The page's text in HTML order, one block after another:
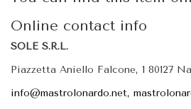
Online contact info
SOLE S.R.L.
Piazzetta Aniello Falcone, 1 80127
info@mastrolonardo.net,